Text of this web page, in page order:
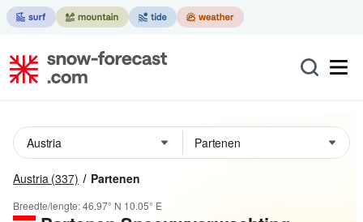
Austria (337) Partenen
Breedte/lengte:46.97° N 10.05° E